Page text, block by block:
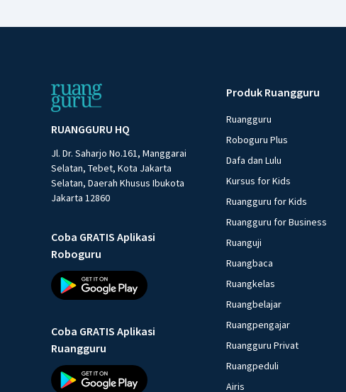
RUANGGURU HQ
Jl. Dr. Saharjo No.161, Manggarai
Selatan, Tebet, Kota Jakarta
Selatan, Daerah Khusus Ibukota
Jakarta 12860
Coba GRATIS Aplikasi
Roboguru
Coba GRATIS Aplikasi
Ruangguru
Produk Ruangguru
Ruangguru
Roboguru Plus
Dafa dan Lulu
Kursus for Kids
Ruangguru for Kids
Ruangguru for Business
Ruanguji
Ruangbaca
Ruangkelas
Ruangbelajar
Ruangpengajar
Ruangguru Privat
Ruangpeduli
Airis